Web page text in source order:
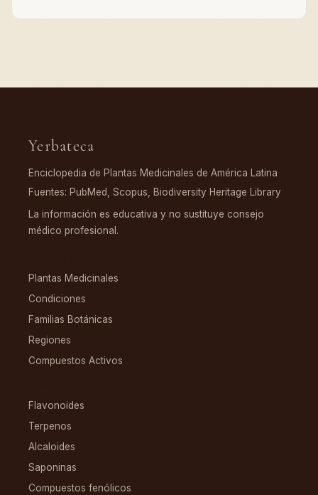
Yerbateca
Enciclopedia de Plantas Medicinales de América Latina
Fuentes: PubMed, Scopus, Biodiversity Heritage Library
La información es educativa y no sustituye consejo
médico profesional.
Plantas Medicinales
Condiciones
Familias Botánicas
Regiones
Compuestos Activos
Flavonoides
Terpenos
Alcaloides
Saponinas
Compuestos fenólicos